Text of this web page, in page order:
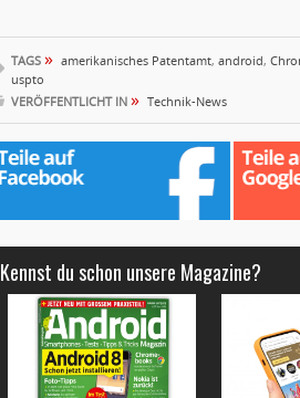
TAGS » amerikanisches Patentamt, android,
uspto
VERÖFFENTLICHT IN » Technik-News
Kennst du schon unsere Magazine?